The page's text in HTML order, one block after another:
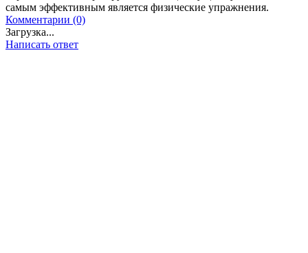
самым эффективным является физические упражнения.
Комментарии (0)
Загрузка...
Написать ответ